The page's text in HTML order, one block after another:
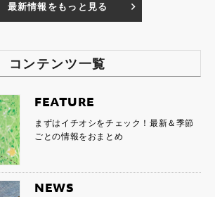
最新情報をもっと見る
コンテンツ一覧
FEATURE
まずはイチオシをチェック！最新＆季節
ごとの情報をおまとめ
NEWS